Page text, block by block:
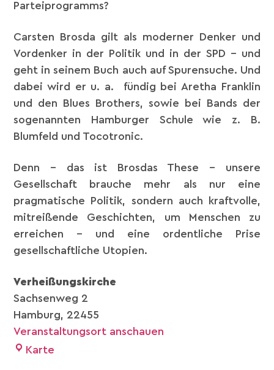
Parteiprogramms?
Carsten Brosda gilt als moderner Denker und
Vordenker in der Politik und in der SPD - und
geht in seinem Buch auch auf Spurensuche. Und
dabei wird er u. a. fündig bei Aretha Franklin
und den Blues Brothers, sowie bei Bands der
sogenannten Hamburger Schule wie z. B.
Blumfeld und Tocotronic.
Denn - das ist Brosdas These - unsere
Gesellschaft brauche mehr als nur eine
pragmatische Politik, sondern auch kraftvolle,
mitreißende Geschichten, um Menschen zu
erreichen - und eine ordentliche Prise
gesellschaftliche Utopien.
Verheißungskirche
Sachsenweg 2
Hamburg, 22455
Veranstaltungsort anschauen
Karte